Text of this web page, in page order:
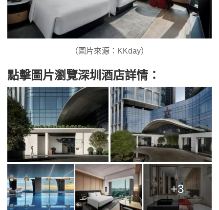
（圖片來源：KKday）
點擊圖片瀏覽深圳酒店詳情：
+3